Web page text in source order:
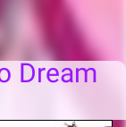
Dream